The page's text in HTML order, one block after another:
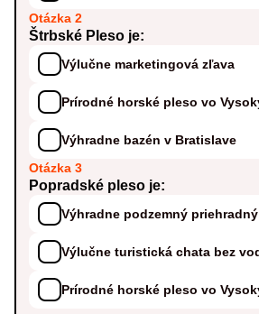
Otázka 2
Štrbské Pleso je:
Výlučne marketingová zľava
Prírodné horské pleso vo
Výhradne bazén v Bratislave
Otázka 3
Popradské pleso je:
Výhradne podzemný
Výlučne turistická chata bez
Prírodné horské pleso vo